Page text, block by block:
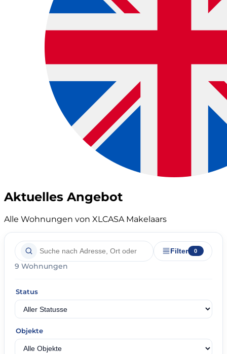
Aktuelles Angebot
Alle Wohnungen von XLCASA Makelaars
Filter 0
9 Wohnungen
Status
Objekte